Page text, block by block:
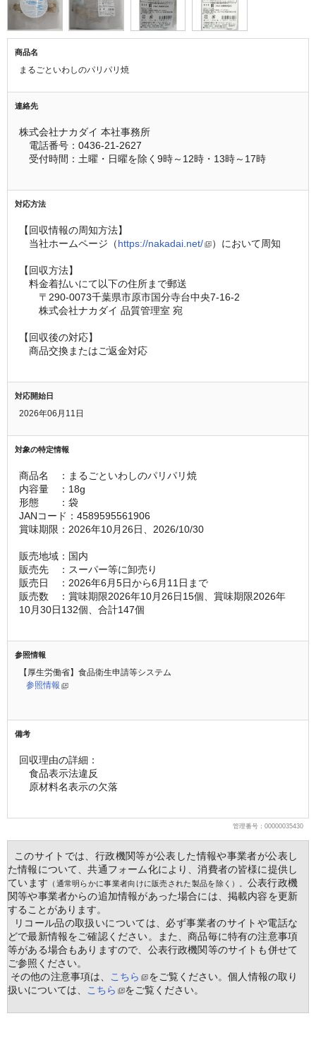
商品名
まるごといわしのパリパリ焼
連絡先
株式会社ナカダイ 本社事務所
電話番号：0436-21-2627
受付時間：土曜・日曜を除く9時～12時・13時～17時
対応方法
【回収情報の周知方法】
当社ホームページ（https://nakadai.net/ ）において周知
【回収方法】
料金着払いにて以下の住所まで郵送
〒290-0073千葉県市原市国分寺台中央7-16-2
株式会社ナカダイ 品質管理室 宛
【回収後の対応】
商品交換またはご返金対応
対応開始日
2026年06月11日
対象の特定情報
商品名　：まるごといわしのパリパリ焼
内容量　：18g
形態　　：袋
JANコード：4589595561906
賞味期限：2026年10月26日、2026/10/30
販売地域：国内
販売先　：スーパー等に卸売り
販売日　：2026年6月5日から6月11日まで
販売数　：賞味期限2026年10月26日15個、賞味期限2026年
10月30日132個、合計147個
参照情報
【厚生労働省】食品衛生申請等システム
参照情報
備考
回収理由の詳細：
食品表示法違反
原材料名表示の欠落
管理番号：00000035430
このサイトでは、行政機関等が公表した情報や事業者が公表し
た情報について、共通フォーム化により、消費者の皆様に提供し
ています
（通常明らかに事業者向けに販売された製品を除く）。 公表行政機
関等や事業者からの追加情報があった場合には、掲載内容を更新
することがあります。
リコール品の取扱いについては、必ず事業者のサイトや電話な
どで最新情報をご確認ください。また、商品毎に特有の注意事項
等がある場合もありますので、公表行政機関等のサイトも併せて
ご参照ください。
その他の注意事項は、
こちら
をご覧ください。個人情報の取り
扱いについては、
こちら をご覧ください。